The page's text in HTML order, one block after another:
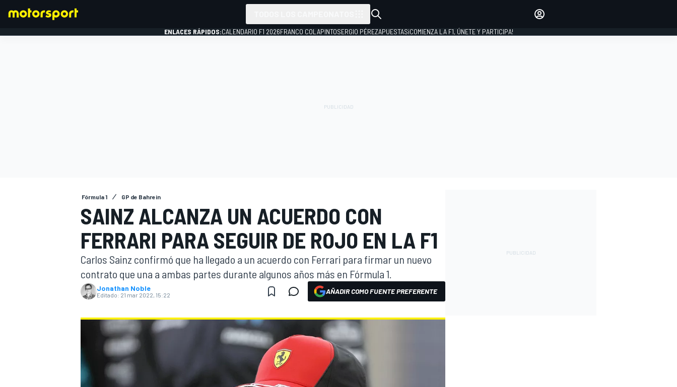
INDYCAR
INICIAR SESIÓN
ENLACES RÁPIDOS:CALENDARIO F1 2026FRANCO COLAPINTOSERGIO PÉREZAPUESTAS¡COMIENZA LA F1, ÚNETE Y PARTICIPA!
Fórmula 1 GP de Bahrein
SAINZ ALCANZA UN ACUERDO CON
FERRARI PARA SEGUIR DE ROJO EN LA F1
Carlos Sainz confirmó que ha llegado a un acuerdo con Ferrari para firmar un nuevo
contrato que una a ambas partes durante algunos años más en Fórmula 1.
Jonathan Noble
Editado: 21 mar 2022, 15:22 AÑADIR COMO FUENTE PREFERENTE